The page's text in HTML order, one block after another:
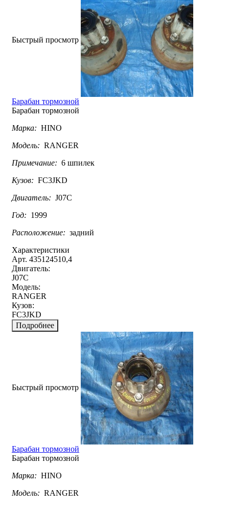
Быстрый просмотр
Барабан тормозной
Барабан тормозной
Марка: HINO
Модель: RANGER
Примечание: 6 шпилек
Кузов: FC3JKD
Двигатель: J07C
Год: 1999
Расположение: задний
Характеристики
Арт. 435124510,4
Двигатель:
J07C
Модель:
RANGER
Кузов:
FC3JKD
Подробнее
Быстрый просмотр
Барабан тормозной
Барабан тормозной
Марка: HINO
Модель: RANGER